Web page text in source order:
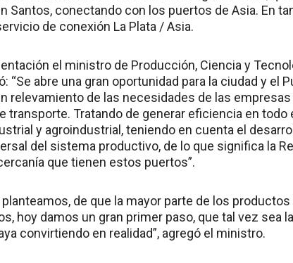
Santos, conectando con los puertos de Asia. En
de conexión La Plata / Asia.
el ministro de Producción, Ciencia y
“Se abre una gran oportunidad para la ciudad y el
relevamiento de las necesidades de las
transporte. Tratando de generar eficiencia en
y agroindustrial, teniendo en cuenta el
del sistema productivo, de lo que significa la
que tienen estos puertos”.
planteamos, de que la mayor parte de los
hoy damos un gran primer paso, que tal vez sea
convirtiendo en realidad”, agregó el ministro.